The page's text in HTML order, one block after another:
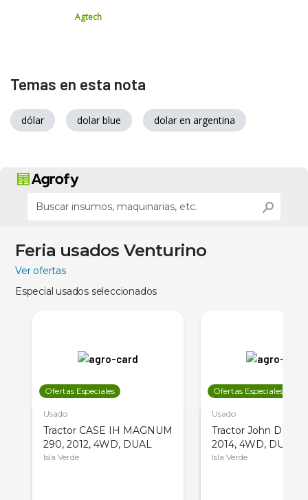
Agtech
Temas en esta nota
dólar dolar blue dolar en argentina
Feria usados Venturino
Ver ofertas
Especial usados seleccionados
Ofertas Especiales
Usado
Tractor CASE IH MAGNUM
290, 2012, 4WD, DUAL
Isla Verde
Ofertas Especiales
Usado
Tractor John Deere
2014, 4WD, DUAL
Isla Verde